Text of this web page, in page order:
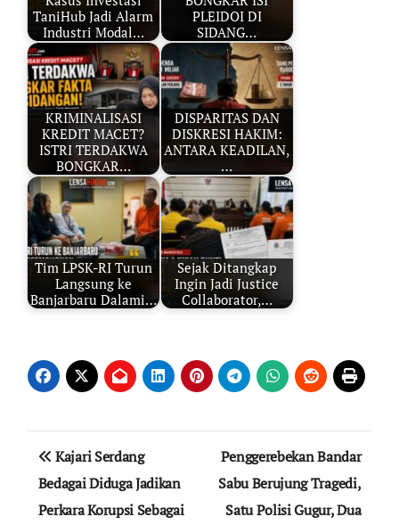
TaniHub Jadi Alarm
Industri Modal…
PLEIDOI DI
SIDANG…
KRIMINALISASI
KREDIT MACET?
ISTRI TERDAKWA
BONGKAR…
DISPARITAS DAN
DISKRESI HAKIM:
ANTARA KEADILAN,
…
Tim LPSK-RI Turun
Langsung ke
Banjarbaru Dalami…
Sejak Ditangkap
Ingin Jadi Justice
Collaborator,…
pos Kajari Serdang
Bedagai Diduga Jadikan
Perkara Korupsi Sebagai
Penggerebekan Bandar
Sabu Berujung Tragedi,
Satu Polisi Gugur, Dua